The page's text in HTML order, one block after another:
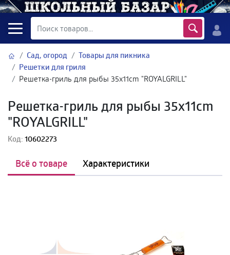
Сад, огород
Товары для пикника
Решетки для гриля
Решетка-гриль для рыбы 35х11cm "ROYALGRILL"
Решетка-гриль для рыбы 35х11cm
"ROYALGRILL"
Код:10602273
Всё о товаре Характеристики